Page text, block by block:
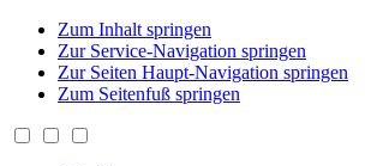
Zum Inhalt springen
Zur Service-Navigation springen
Zur Seiten Haupt-Navigation springen
Zum Seitenfuß springen